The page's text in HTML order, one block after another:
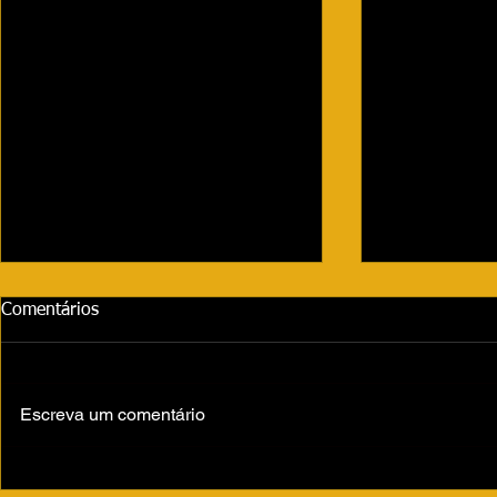
Comentários
Escreva um comentário